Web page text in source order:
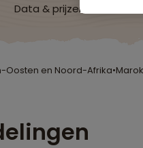
Data & prijzen
Oosten en Noord-Afrika•